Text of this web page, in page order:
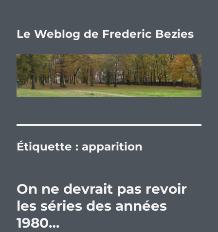
Le Weblog de Frederic Bezies
Étiquette : apparition
On ne devrait pas revoir
les séries des années
1980…